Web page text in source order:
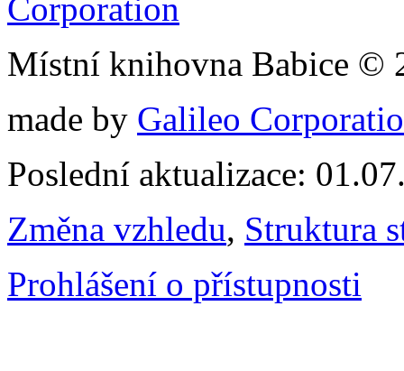
Místní knihovna Babice ©
made by Galileo
Poslední aktualizace:
Změna vzhledu, Struktura
Prohlášení o přístupnosti